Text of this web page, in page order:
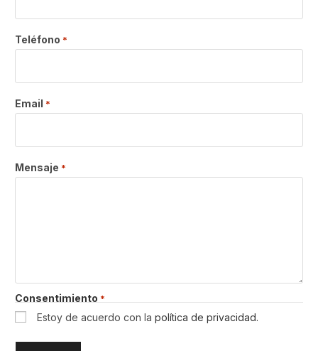
Teléfono *
Email *
Mensaje *
Consentimiento *
Estoy de acuerdo con la política de privacidad.